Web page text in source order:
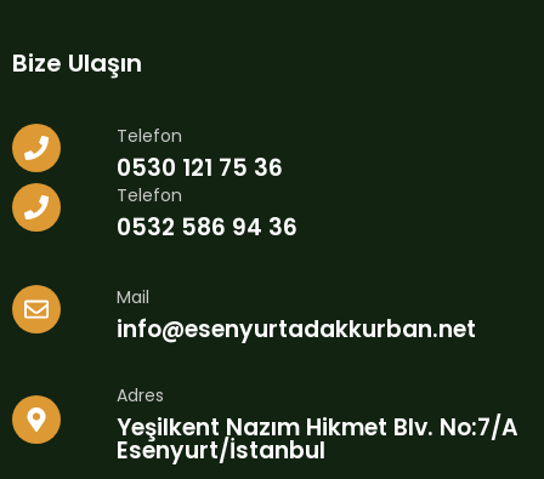
Bize Ulaşın
Telefon
0530 121 75 36
Telefon
0532 586 94 36
Mail
info@esenyurtadakkurban.net
Adres
Yeşilkent Nazım Hikmet Blv. No:7/A
Esenyurt/İstanbul